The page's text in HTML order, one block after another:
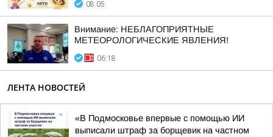
08:05
Внимание: НЕБЛАГОПРИЯТНЫЕ
МЕТЕОРОЛОГИЧЕСКИЕ ЯВЛЕНИЯ!
06:18
ЛЕНТА НОВОСТЕЙ
«В Подмосковье впервые с помощью ИИ
выписали штраф за борщевик на частном